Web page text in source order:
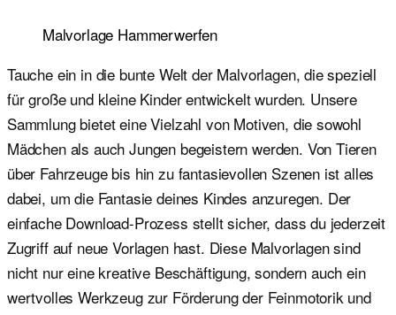
Malvorlage Hammerwerfen
Tauche ein in die bunte Welt der Malvorlagen, die speziell
für große und kleine Kinder entwickelt wurden. Unsere
Sammlung bietet eine Vielzahl von Motiven, die sowohl
Mädchen als auch Jungen begeistern werden. Von Tieren
über Fahrzeuge bis hin zu fantasievollen Szenen ist alles
dabei, um die Fantasie deines Kindes anzuregen. Der
einfache Download-Prozess stellt sicher, dass du jederzeit
Zugriff auf neue Vorlagen hast. Diese Malvorlagen sind
nicht nur eine kreative Beschäftigung, sondern auch ein
wertvolles Werkzeug zur Förderung der Feinmotorik und